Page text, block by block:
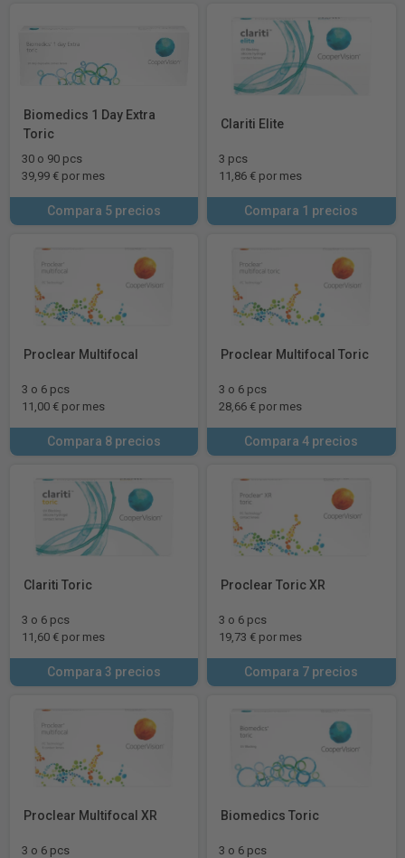
Biomedics 1 Day Extra
Toric
30 o 90 pcs
39,99 € por mes
Compara 5 precios
Clariti Elite
3 pcs
11,86 € por mes
Compara 1 precios
Proclear Multifocal
3 o 6 pcs
11,00 € por mes
Compara 8 precios
Proclear Multifocal Toric
3 o 6 pcs
28,66 € por mes
Compara 4 precios
Clariti Toric
3 o 6 pcs
11,60 € por mes
Compara 3 precios
Proclear Toric XR
3 o 6 pcs
19,73 € por mes
Compara 7 precios
Proclear Multifocal XR
3 o 6 pcs
Biomedics Toric
3 o 6 pcs